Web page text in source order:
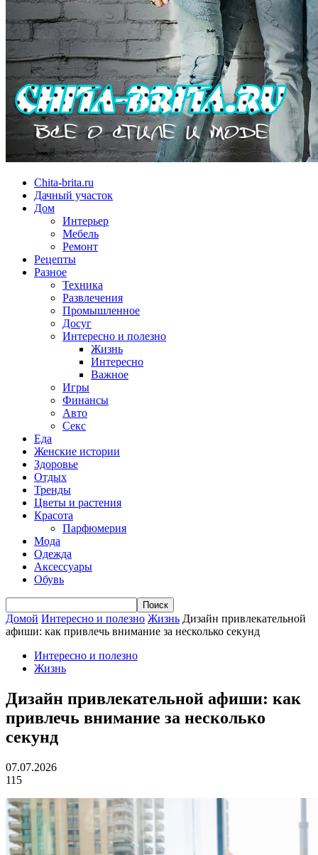
Chita-brita.ru
Дачный участок
Дом
Интерьер
Мебель
Ремонт
Рецепты
Разное
Техника
Развлечения
Промышленное
Досуг
Интересно и полезно
Жизнь
Интересно
Важное
Игры
Финансы
Авто
Секс
Еда
Женские истории
Здоровье
Отдых
Тренды
Цветы и растения
Красота
Парфюмерия
Мода
Одежда
Аксессуары
Обувь
Домой Интересно и полезно Жизнь Дизайн привлекательной
афиши: как привлечь внимание за несколько секунд
Интересно и полезно
Жизнь
Дизайн привлекательной афиши: как
привлечь внимание за несколько
секунд
07.07.2026
115